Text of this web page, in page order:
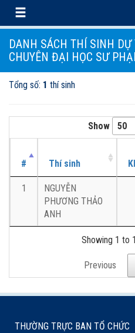
DANH SÁCH THÍ SINH
CHUYÊN ĐẠI HỌC SƯ
Tổng số: 1 thí sinh
Show
# Thí sinh
1
NGUYỄN
PHƯƠNG THẢO
ANH
Showing 1 to
Previous
THƯỜNG TRỰC BAN TỔ CHỨC